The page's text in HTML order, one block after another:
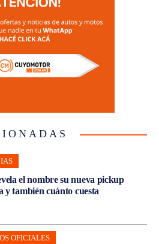
el nombre su nueva pickup
y también cuánto cuesta
OFICIALES